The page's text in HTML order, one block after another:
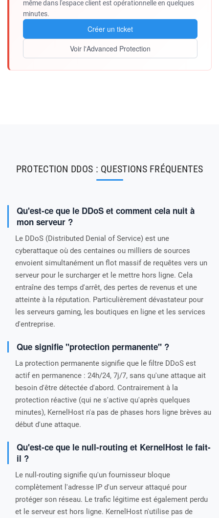
même dans l'espace client est opérationnelle en quelques
minutes.
Créer un ticket
Voir l'Advanced Protection
PROTECTION DDOS : QUESTIONS FRÉQUENTES
Qu'est-ce que le DDoS et comment cela nuit à
mon serveur ?
Le DDoS (Distributed Denial of Service) est une
cyberattaque où des centaines ou milliers de sources
envoient simultanément un flot massif de requêtes vers un
serveur pour le surcharger et le mettre hors ligne. Cela
entraîne des temps d'arrêt, des pertes de revenus et une
atteinte à la réputation. Particulièrement dévastateur pour
les serveurs gaming, les boutiques en ligne et les services
d'entreprise.
Que signifie "protection permanente" ?
La protection permanente signifie que le filtre DDoS est
actif en permanence : 24h/24, 7j/7, sans qu'une attaque ait
besoin d'être détectée d'abord. Contrairement à la
protection réactive (qui ne s'active qu'après quelques
minutes), KernelHost n'a pas de phases hors ligne brèves au
début d'une attaque.
Qu'est-ce que le null-routing et KernelHost le fait-
il ?
Le null-routing signifie qu'un fournisseur bloque
complètement l'adresse IP d'un serveur attaqué pour
protéger son réseau. Le trafic légitime est également perdu
et le serveur est hors ligne. KernelHost n'utilise pas de